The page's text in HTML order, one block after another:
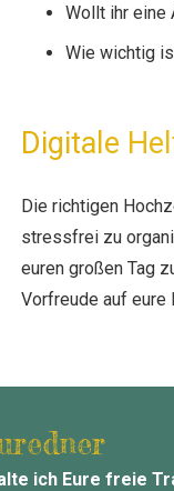
Wollt ihr eine
Wie wichtig
Digitale
Die richtigen
stressfrei zu
euren großen Tag
Vorfreude auf eure
ich Eure freie